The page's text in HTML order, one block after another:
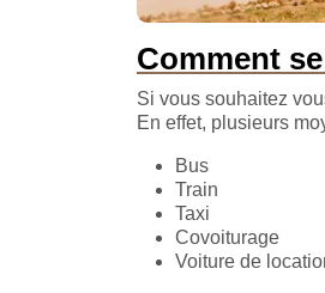
Comment
Si vous souhaitez
En effet, plusieurs
Bus
Train
Taxi
Covoiturage
Voiture de